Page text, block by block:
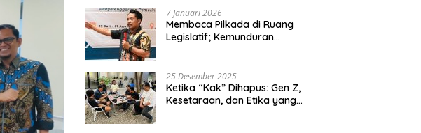
7 Januari 2026
Membaca Pilkada di Ruang
Legislatif; Kemunduran
25 Desember 2025
Ketika “Kak” Dihapus: Gen Z,
Kesetaraan, dan Etika yang